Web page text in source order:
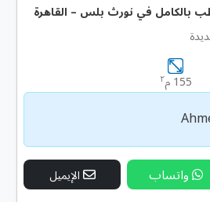
بالكامل في نورث بلس – القاهرة
155 م ٢
واتساب الإيميل